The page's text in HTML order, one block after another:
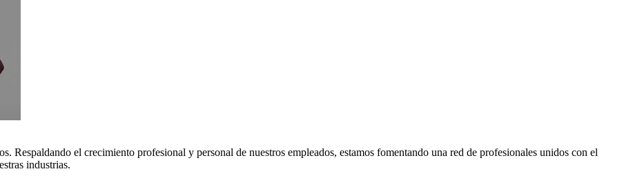
Respaldando el crecimiento profesional y personal de nuestros empleados, estamos fomentando una red de profesionales unidos con el
industrias.